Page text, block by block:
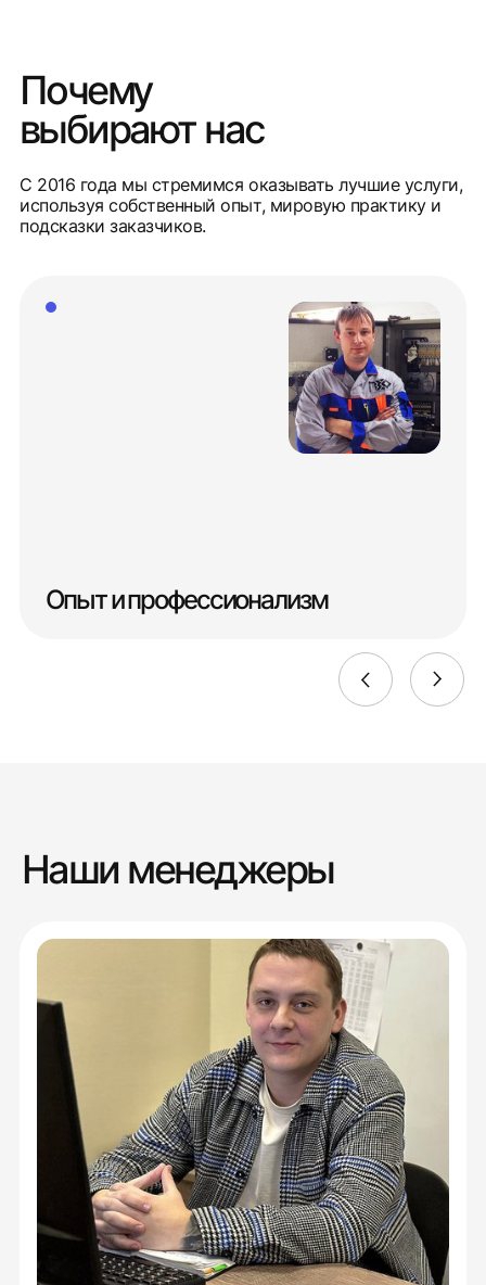
Почему
выбирают нас
С 2016 года мы стремимся оказывать лучшие услуги,
используя собственный опыт, мировую практику и
подсказки заказчиков.
Опыт и профессионализм
Наши менеджеры